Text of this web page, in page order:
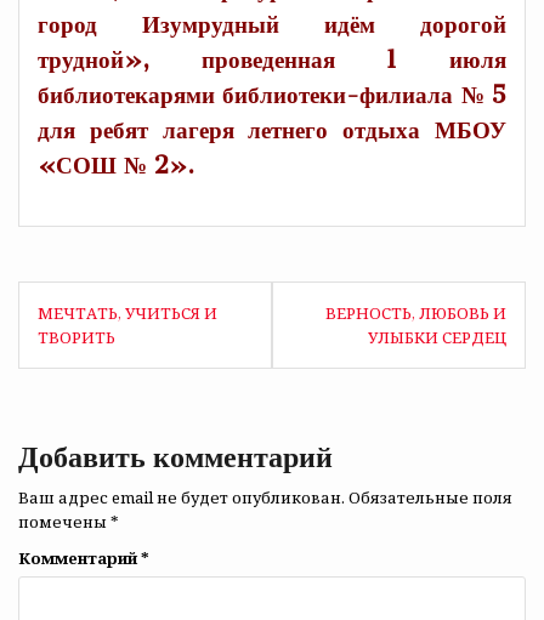
город Изумрудный идём дорогой
трудной», проведенная 1 июля
библиотекарями библиотеки-филиала № 5
для ребят лагеря летнего отдыха МБОУ
«СОШ № 2».
Навигация
по
МЕЧТАТЬ, УЧИТЬСЯ И
ТВОРИТЬ
ВЕРНОСТЬ, ЛЮБОВЬ И
УЛЫБКИ СЕРДЕЦ
Добавить комментарий
Ваш адрес email не будет опубликован. Обязательные поля
помечены *
Комментарий*